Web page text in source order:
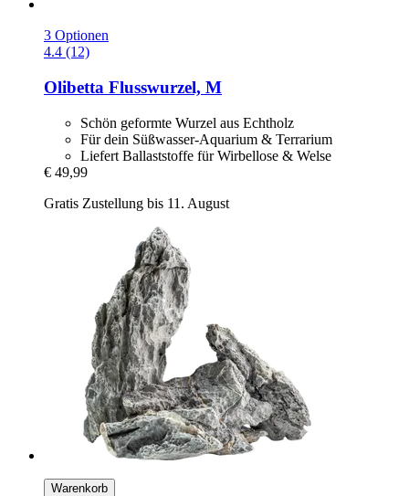
3 Optionen
4.4 (12)
Olibetta Flusswurzel, M
Schön geformte Wurzel aus Echtholz
Für dein Süßwasser-Aquarium & Terrarium
Liefert Ballaststoffe für Wirbellose & Welse
€ 49,99
Gratis Zustellung bis 11. August
Warenkorb